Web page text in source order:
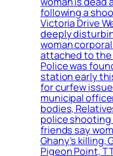
following a
Victoria Drive
deeply
woman
attached to the
Police was
station early
for curfew
municipal
bodies,
police shooting
friends say
Ghany’s killing,
Pigeon Point,